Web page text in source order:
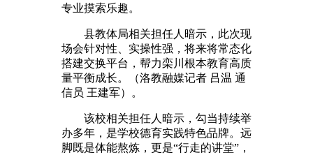
专业摸索乐趣。
县教体局相关担任人暗示，此次现
场会针对性、实操性强，将来将常态化
搭建交换平台，帮力栾川根本教育高质
量平衡成长。（洛教融媒记者 吕温 通
信员 王建军）。
该校相关担任人暗示，勾当持续举
办多年，是学校德育实践特色品牌。远
脚既是体能熬炼，更是“行走的讲堂”，